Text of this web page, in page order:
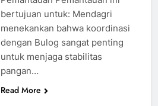
bertujuan untuk: Mendagri
menekankan bahwa koordinasi
dengan Bulog sangat penting
untuk menjaga stabilitas
pangan…
Read More